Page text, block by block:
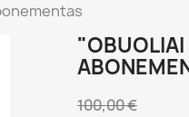
"OBUOLIAI
100,00 €